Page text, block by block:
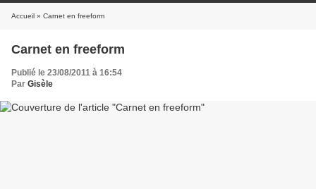
Accueil » Carnet en freeform
Carnet en freeform
Publié le 23/08/2011 à 16:54
Par Gisèle